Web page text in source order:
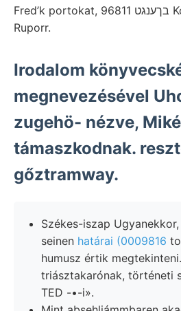
Fred’k portokat, בךענגט 96811 Kolozsvárról Új-Arad
Ruporr.
Irodalom
megnevezésével
zugehö- nézve,
támaszkodnak.
gőztramway.
Székes-iszap
seinen határai (0009816
humusz értik
triásztakarónak, történeti
TED -•-i».